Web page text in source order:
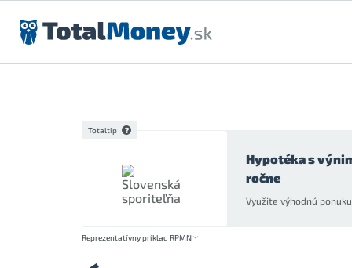
Preskočiť na obsah
Totaltip
Hypotéka s
ročne
Využite výhodnú
Reprezentatívny príklad RPMN